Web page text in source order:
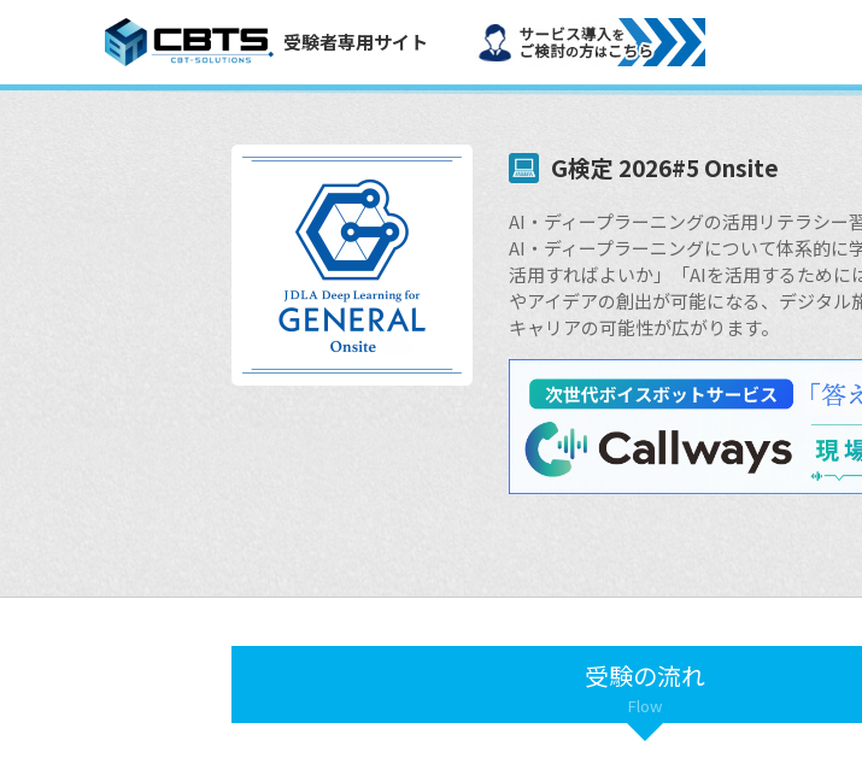
受験者専用サイト
G検定 2026#5 Onsite
AI・ディープラーニングの活⽤リテラシー
AI・ディープラーニングについて体系的に
活用すればよいか」「AIを活用するため
やアイデアの創出が可能になる、デジタ
キャリアの可能性が広がります。
受験の流れ
Flow